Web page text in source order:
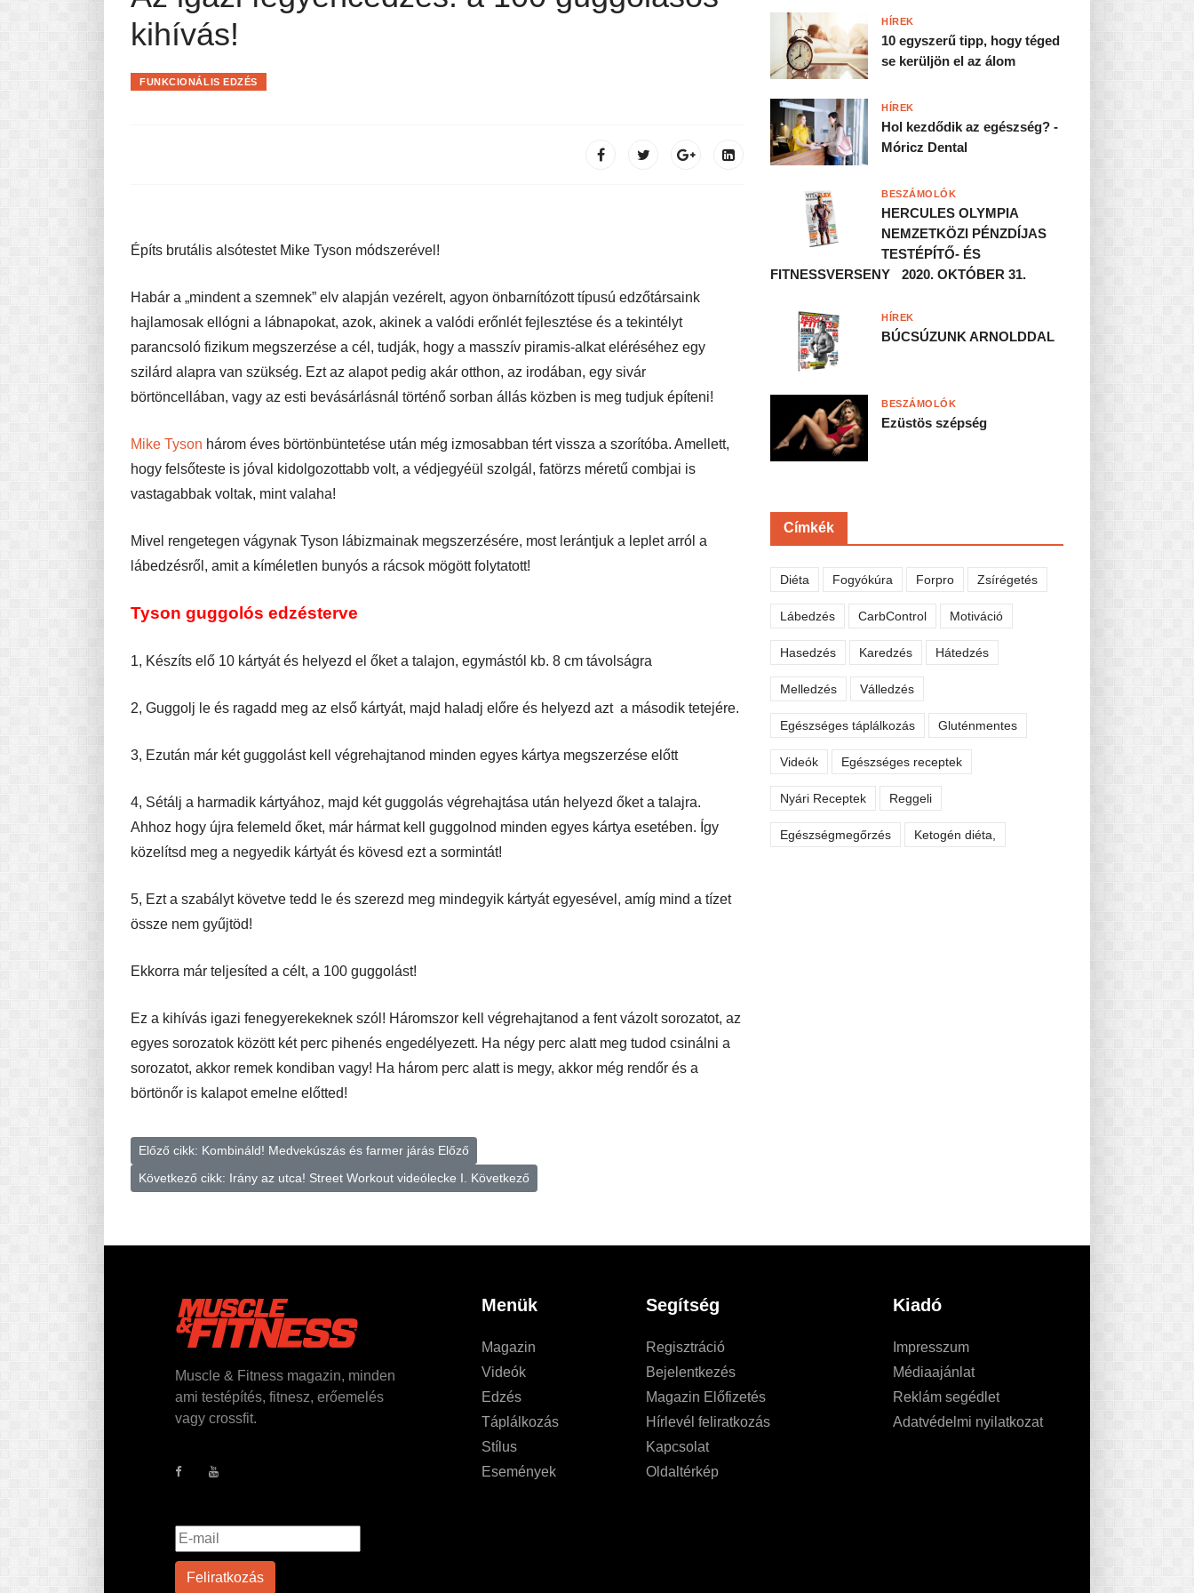
Pasta-túra - avagy A TÉSZTA TÖRTÉNETE
MINDENNAPI KENYERÜNK
kihívás!
FUNKCIONÁLIS EDZÉS
Építs brutális alsótestet Mike Tyson módszerével!
Habár a „mindent a szemnek” elv alapján vezérelt, agyon önbarnítózott típusú edzőtársaink
hajlamosak ellógni a lábnapokat, azok, akinek a valódi erőnlét fejlesztése és a tekintélyt
parancsoló fizikum megszerzése a cél, tudják, hogy a masszív piramis-alkat eléréséhez egy
szilárd alapra van szükség. Ezt az alapot pedig akár otthon, az irodában, egy sivár
börtöncellában, vagy az esti bevásárlásnál történő sorban állás közben is meg tudjuk építeni!
Mike Tyson három éves börtönbüntetése után még izmosabban tért vissza a szorítóba. Amellett,
hogy felsőteste is jóval kidolgozottabb volt, a védjegyéül szolgál, fatörzs méretű combjai is
vastagabbak voltak, mint valaha!
Mivel rengetegen vágynak Tyson lábizmainak megszerzésére, most lerántjuk a leplet arról a
lábedzésről, amit a kíméletlen bunyós a rácsok mögött folytatott!
Tyson guggolós edzésterve
1, Készíts elő 10 kártyát és helyezd el őket a talajon, egymástól kb. 8 cm távolságra
2, Guggolj le és ragadd meg az első kártyát, majd haladj előre és helyezd azt a második tetejére.
3, Ezután már két guggolást kell végrehajtanod minden egyes kártya megszerzése előtt
4, Sétálj a harmadik kártyához, majd két guggolás végrehajtása után helyezd őket a talajra.
Ahhoz hogy újra felemeld őket, már hármat kell guggolnod minden egyes kártya esetében. Így
közelítsd meg a negyedik kártyát és kövesd ezt a sormintát!
5, Ezt a szabályt követve tedd le és szerezd meg mindegyik kártyát egyesével, amíg mind a tízet
össze nem gyűjtöd!
Ekkorra már teljesíted a célt, a 100 guggolást!
Ez a kihívás igazi fenegyerekeknek szól! Háromszor kell végrehajtanod a fent vázolt sorozatot, az
egyes sorozatok között két perc pihenés engedélyezett. Ha négy perc alatt meg tudod csinálni a
sorozatot, akkor remek kondiban vagy! Ha három perc alatt is megy, akkor még rendőr és a
börtönőr is kalapot emelne előtted!
Előző cikk: Kombináld! Medvekúszás és farmer járás Előző
Következő cikk: Irány az utca! Street Workout videólecke I. Következő
10 egyszerű tipp, hogy téged
se kerüljön el az álom
HÍREK
Hol kezdődik az egészség? -
Móricz Dental
HÍREK
HERCULES OLYMPIA
NEMZETKÖZI PÉNZDÍJAS
TESTÉPÍTŐ- ÉS
FITNESSVERSENY 2020. OKTÓBER 31.
BESZÁMOLÓK
BÚCSÚZUNK ARNOLDDAL
HÍREK
Ezüstös szépség
BESZÁMOLÓK
Címkék
Diéta Fogyókúra Forpro Zsírégetés
Lábedzés CarbControl Motiváció
Hasedzés Karedzés Hátedzés
Melledzés Válledzés
Egészséges táplálkozás Gluténmentes
Videók Egészséges receptek
Nyári Receptek Reggeli
Egészségmegőrzés Ketogén diéta,
Muscle & Fitness magazin, minden
ami testépítés, fitnesz, erőemelés
vagy crossfit.
Menük
Magazin
Videók
Edzés
Táplálkozás
Stílus
Események
Segítség
Regisztráció
Bejelentkezés
Magazin Előfizetés
Hírlevél feliratkozás
Kapcsolat
Oldaltérkép
Kiadó
Impresszum
Médiaajánlat
Reklám segédlet
Adatvédelmi nyilatkozat